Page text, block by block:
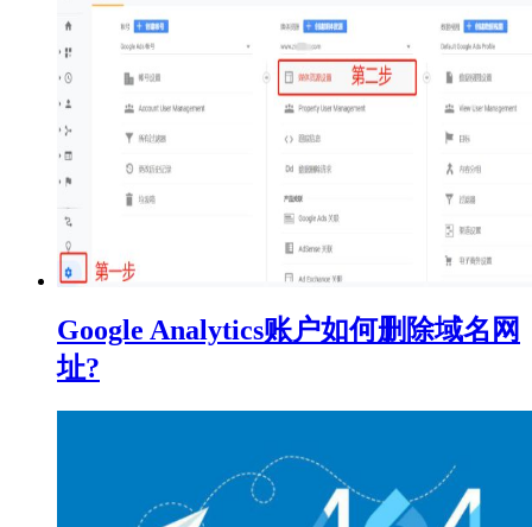
Google Analytics账户如何删除域名网
址?